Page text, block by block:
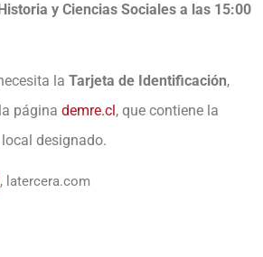
Historia y Ciencias Sociales a las 15:00
la Tarjeta de Identificación,
página demre.cl, que contiene la
designado.
, latercera.com